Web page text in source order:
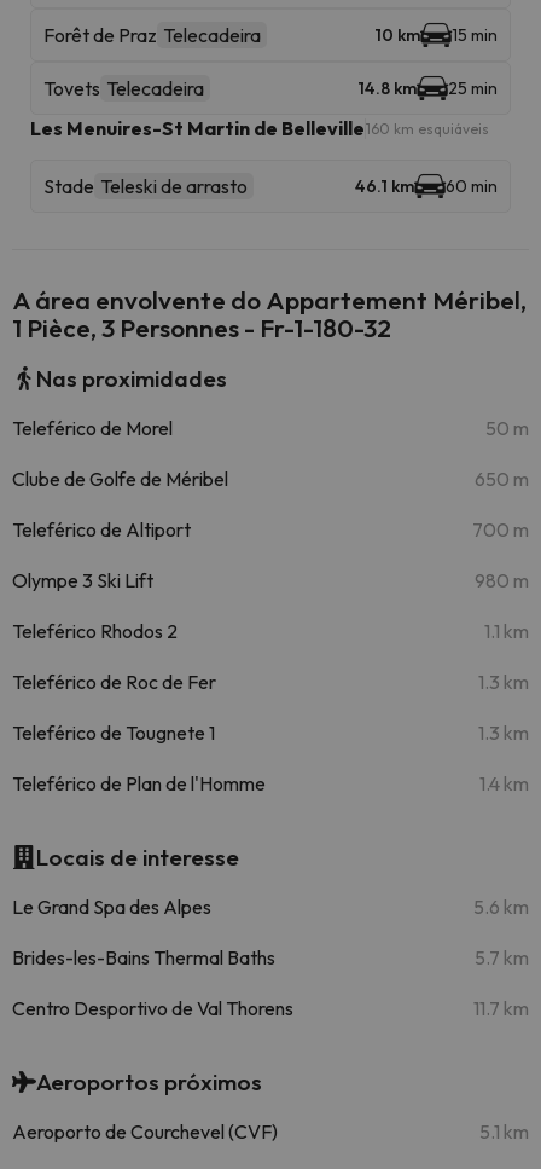
Forêt de Praz Telecadeira 10 km 15 min
Tovets Telecadeira 14.8 km 25 min
Les Menuires-St Martin de Belleville160 km esquiáveis
Stade Teleski de arrasto 46.1 km 60 min
A área envolvente do Appartement Méribel,
1 Pièce, 3 Personnes - Fr-1-180-32
Nas proximidades
Teleférico de Morel 50 m
Clube de Golfe de Méribel 650 m
Teleférico de Altiport 700 m
Olympe 3 Ski Lift 980 m
Teleférico Rhodos 2 1.1 km
Teleférico de Roc de Fer 1.3 km
Teleférico de Tougnete 1 1.3 km
Teleférico de Plan de l'Homme 1.4 km
Locais de interesse
Le Grand Spa des Alpes 5.6 km
Brides-les-Bains Thermal Baths 5.7 km
Centro Desportivo de Val Thorens 11.7 km
Aeroportos próximos
Aeroporto de Courchevel (CVF) 5.1 km